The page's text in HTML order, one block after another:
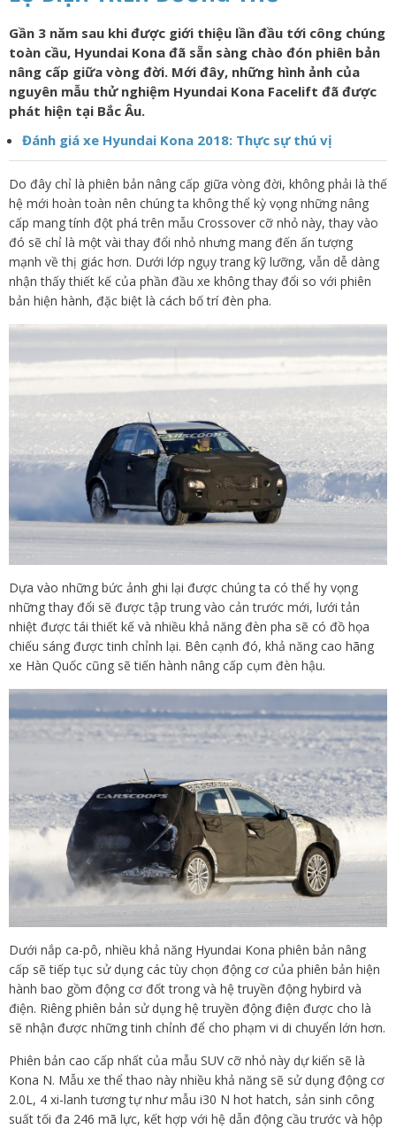
Gần 3 năm sau khi được giới thiệu lần đầu tới công chúng
toàn cầu, Hyundai Kona đã sẵn sàng chào đón phiên bản
nâng cấp giữa vòng đời. Mới đây, những hình ảnh của
nguyên mẫu thử nghiệm Hyundai Kona Facelift đã được
phát hiện tại Bắc Âu.
Đánh giá xe Hyundai Kona 2018: Thực sự thú vị
Do đây chỉ là phiên bản nâng cấp giữa vòng đời, không phải là thế
hệ mới hoàn toàn nên chúng ta không thể kỳ vọng những nâng
cấp mang tính đột phá trên mẫu Crossover cỡ nhỏ này, thay vào
đó sẽ chỉ là một vài thay đổi nhỏ nhưng mang đến ấn tượng
mạnh về thị giác hơn. Dưới lớp ngụy trang kỹ lưỡng, vẫn dễ dàng
nhận thấy thiết kế của phần đầu xe không thay đổi so với phiên
bản hiện hành, đặc biệt là cách bố trí đèn pha.
Dựa vào những bức ảnh ghi lại được chúng ta có thể hy vọng
những thay đổi sẽ được tập trung vào cản trước mới, lưới tản
nhiệt được tái thiết kế và nhiều khả năng đèn pha sẽ có đồ họa
chiếu sáng được tinh chỉnh lại. Bên cạnh đó, khả năng cao hãng
xe Hàn Quốc cũng sẽ tiến hành nâng cấp cụm đèn hậu.
Dưới nắp ca-pô, nhiều khả năng Hyundai Kona phiên bản nâng
cấp sẽ tiếp tục sử dụng các tùy chọn động cơ của phiên bản hiện
hành bao gồm động cơ đốt trong và hệ truyền động hybird và
điện. Riêng phiên bản sử dụng hệ truyền động điện được cho là
sẽ nhận được những tinh chỉnh để cho phạm vi di chuyển lớn hơn.
Phiên bản cao cấp nhất của mẫu SUV cỡ nhỏ này dự kiến sẽ là
Kona N. Mẫu xe thể thao này nhiều khả năng sẽ sử dụng động cơ
2.0L, 4 xi-lanh tương tự như mẫu i30 N hot hatch, sản sinh công
suất tối đa 246 mã lực, kết hợp với hệ dẫn động cầu trước và hộp